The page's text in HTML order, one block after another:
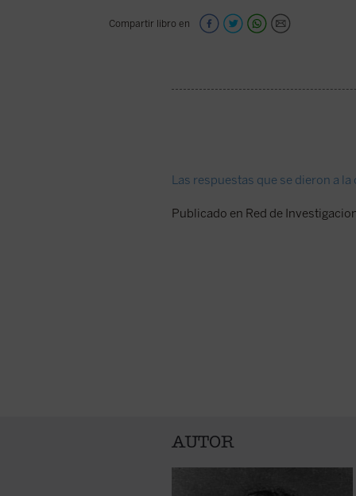
Compartir libro en
Las respuestas que se dieron a
Publicado en Red de
AUTOR